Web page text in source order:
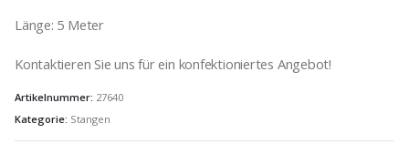
Länge: 5 Meter
Kontaktieren Sie uns für ein konfektioniertes Angebot!
Artikelnummer: 27640
Kategorie: Stangen